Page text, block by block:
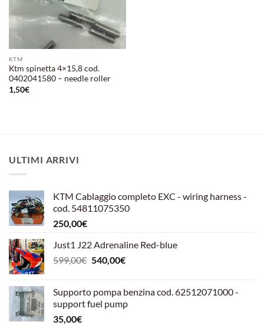
KTM
Ktm spinetta 4×15,8 cod.
0402041580 – needle roller
1,50€
ULTIMI ARRIVI
KTM Cablaggio completo EXC - wiring harness -
cod. 54811075350
250,00€
Just1 J22 Adrenaline Red-blue
599,00€ Il
era:
599,00€.
540,00€Il
è:
540,00€.
Supporto pompa benzina cod. 62512071000 -
support fuel pump
35,00€